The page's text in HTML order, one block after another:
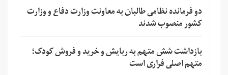
دو فرمانده نظامی طالبان به معاونت وزارت دفاع و وزارت
کشور منصوب شدند
بازداشت شش متهم به ربایش و خرید و فروش کودک؛
متهم اصلی فراری است